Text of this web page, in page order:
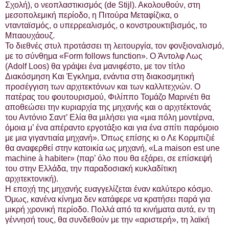
Σχολή), ο νεοπλαστικισμός (de Stijl). Ακολουθούν, στη
μεσοπολεμική περίοδο, η Πιτούρα Μεταφίζικα, ο
ντανταϊσμός, ο υπερρεαλισμός, ο κονστρουκτιβισμός, το
Μπαουχάουζ.
Το διεθνές στυλ προτάσσει τη λειτουργία, τον φονξιοναλισμό,
με το σύνθημα «Form follows function». O Άντολφ Λως
(Adolf Loos) θα γράψει ένα μανιφέστο, με τον τίτλο
Διακόσμηση Και Έγκλημα, ενάντια στη διακοσμητική
προσέγγιση των αρχιτεκτόνων και των καλλιτεχνών. Ο
πατέρας του φουτουρισμού, Φιλίππο Τομάζο Μαρινέτι θα
αποθεώσει την κυριαρχία της μηχανής και ο αρχιτέκτονάς
του Αντόνιο Σαντ’ Ελία θα μιλήσει για «μια πόλη μοντέρνα,
όμοια μ’ ένα απέραντο εργοτάξιο και για ένα σπίτι παρόμοιο
με μια γιγαντιαία μηχανή». Όπως επίσης κι ο Λε Κορμπιζιέ
θα αναφερθεί στην κατοικία ως μηχανή, «La maison est une
machine à habiter» (παρ’ όλο που θα εξάρει, σε επίσκεψή
του στην Ελλάδα, την παραδοσιακή κυκλαδίτικη
αρχιτεκτονική).
Η εποχή της μηχανής ευαγγελίζεται έναν καλύτερο κόσμο.
Όμως, κανένα κίνημα δεν κατάφερε να κρατήσει παρά για
μικρή χρονική περίοδο. Πολλά από τα κινήματα αυτά, εν τη
γέννησή τους, θα συνδεθούν με την «αριστερή», τη λαϊκή